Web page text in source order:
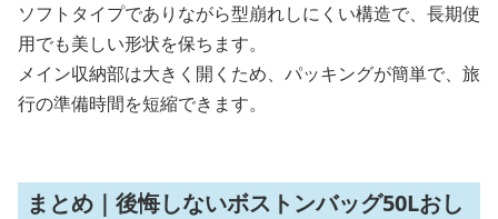
ソフトタイプでありながら型崩れしにくい構造で、長期使
用でも美しい形状を保ちます。
メイン収納部は大きく開くため、パッキングが簡単で、旅
行の準備時間を短縮できます。
まとめ｜後悔しないボストンバッグ50Lおし